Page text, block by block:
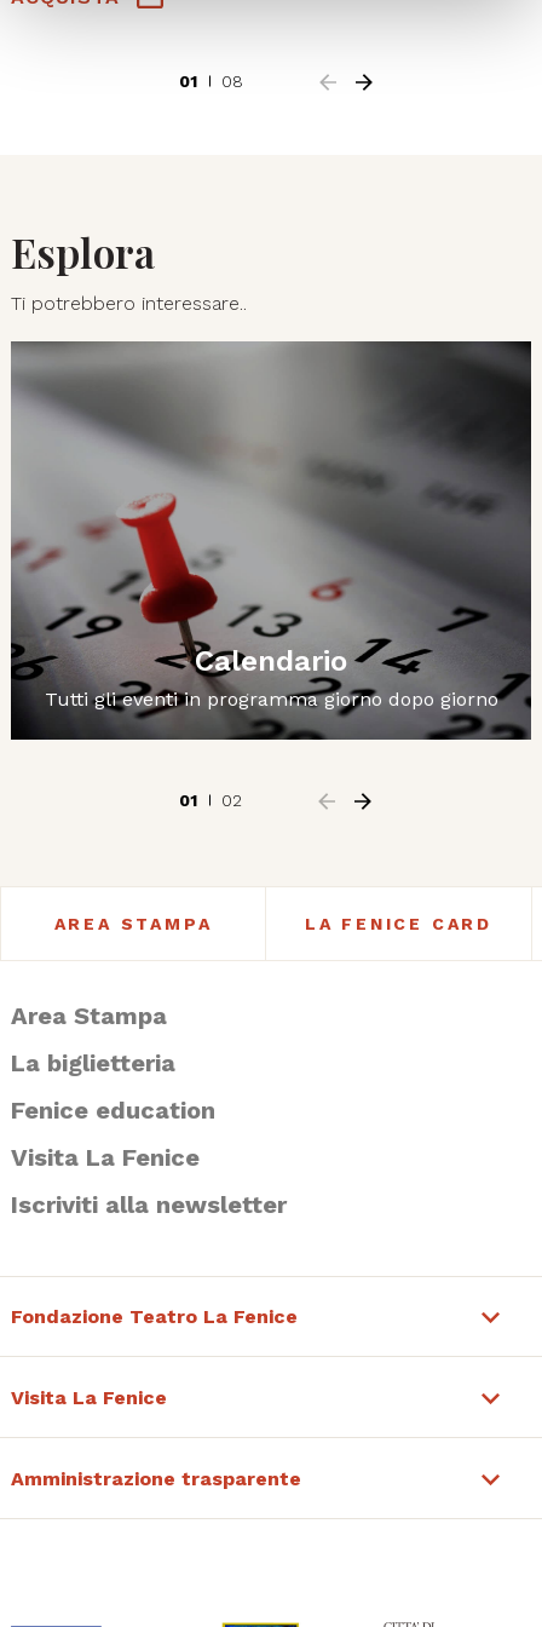
01 08
Esplora
Ti potrebbero interessare..
Calendario
Tutti gli eventi in programma giorno dopo giorno
01 02
AREA STAMPA LA FENICE CARD
Area Stampa
La biglietteria
Fenice education
Visita La Fenice
Iscriviti alla newsletter
Fondazione Teatro La Fenice
Visita La Fenice
Amministrazione trasparente